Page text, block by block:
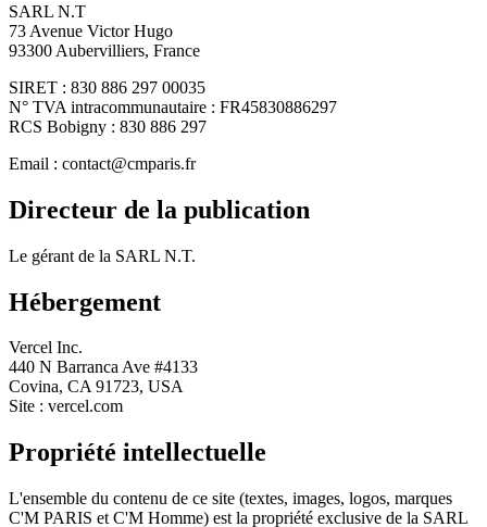
SARL N.T
73 Avenue Victor Hugo
93300 Aubervilliers, France
SIRET : 830 886 297 00035
N° TVA intracommunautaire : FR45830886297
RCS Bobigny : 830 886 297
Email : contact@cmparis.fr
Directeur de la publication
Le gérant de la SARL N.T.
Hébergement
Vercel Inc.
440 N Barranca Ave #4133
Covina, CA 91723, USA
Site : vercel.com
Propriété intellectuelle
L'ensemble du contenu de ce site (textes, images, logos, marques
C'M PARIS et C'M Homme) est la propriété exclusive de la SARL